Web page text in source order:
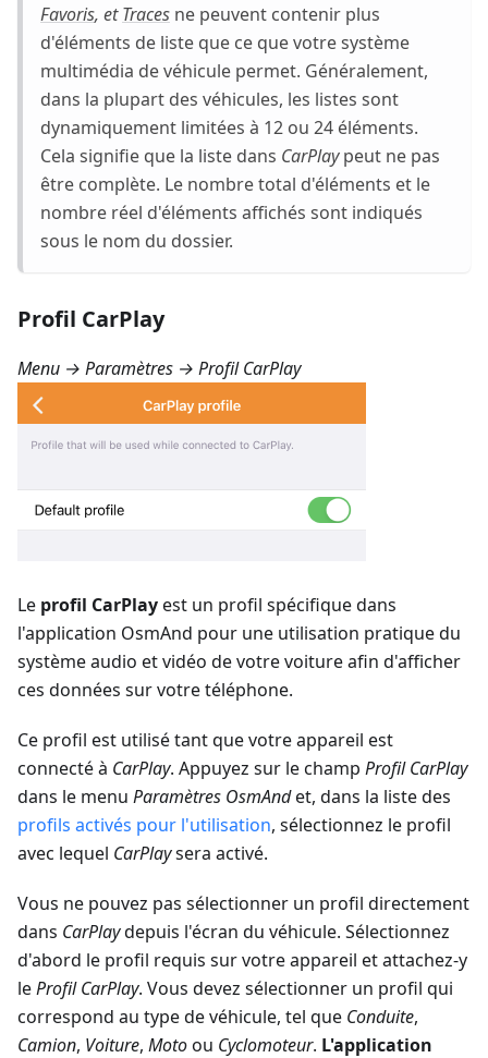
Favoris, etTraces ne peuvent contenir plus
d'éléments de liste que ce que votre système
multimédia de véhicule permet. Généralement,
dans la plupart des véhicules, les listes sont
dynamiquement limitées à 12 ou 24 éléments.
Cela signifie que la liste dans CarPlaypeut ne pas
être complète. Le nombre total d'éléments et le
nombre réel d'éléments affichés sont indiqués
sous le nom du dossier.
Profil CarPlay
Menu → Paramètres → Profil CarPlay
Le profil CarPlayest un profil spécifique dans
l'application OsmAnd pour une utilisation pratique du
système audio et vidéo de votre voiture afin d'afficher
ces données sur votre téléphone.
Ce profil est utilisé tant que votre appareil est
connecté à CarPlay. Appuyez sur le champ Profil CarPlay
dans le menu Paramètres OsmAndet, dans la liste des
profils activés pour l'utilisation, sélectionnez le profil
avec lequel CarPlaysera activé.
Vous ne pouvez pas sélectionner un profil directement
dans CarPlaydepuis l'écran du véhicule. Sélectionnez
d'abord le profil requis sur votre appareil et attachez-y
leProfil CarPlay. Vous devez sélectionner un profil qui
correspond au type de véhicule, tel que Conduite,
Camion, Voiture, Motoou Cyclomoteur. L'application